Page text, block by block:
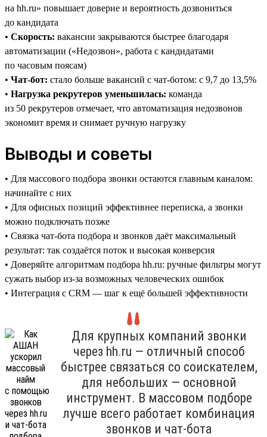
на hh.ru» повышает доверие и вероятность дозвониться
до кандидата
• Скорость: вакансии закрываются быстрее благодаря
автоматизации («Недозвон», работа с кандидатами
по часовым поясам)
• Чат-бот: стало больше вакансий с чат-ботом: с 9,7 до 13,5%
• Нагрузка рекрутеров уменьшилась: команда
из 50 рекрутеров отмечает, что автоматизация недозвонов
экономит время и снимает ручную нагрузку
Выводы и советы
• Для массового подбора звонки остаются главным каналом:
начинайте с них
• Для офисных позиций эффективнее переписка, а звонки
можно подключать позже
• Связка чат-бота подбора и звонков даёт максимальный
результат: так создаётся поток и высокая конверсия
• Доверяйте алгоритмам подбора hh.ru: ручные фильтры могут
сужать выбор из-за возможных человеческих ошибок
• Интеграция с CRM — шаг к ещё большей эффективности
Для крупных компаний звонки
через hh.ru — отличный способ
быстрее связаться со соискателем,
для небольших — основной
инструмент. В массовом подборе
лучше всего работает комбинация
звонков и чат-бота